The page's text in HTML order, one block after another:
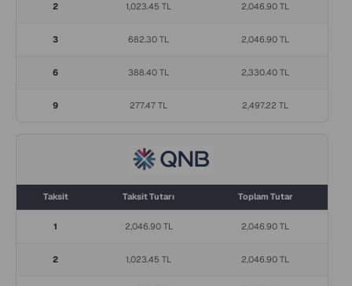
2 1,023.45 TL 2,046.90 TL
3 682.30 TL 2,046.90 TL
6 388.40 TL 2,330.40 TL
9 277.47 TL 2,497.22 TL
Taksit Taksit Tutarı Toplam Tutar
1 2,046.90 TL 2,046.90 TL
2 1,023.45 TL 2,046.90 TL